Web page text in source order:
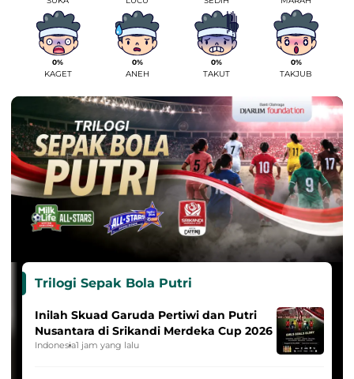
0%
KAGET
0%
ANEH
0%
TAKUT
0%
TAKJUB
Trilogi Sepak Bola Putri
Inilah Skuad Garuda Pertiwi dan Putri
Nusantara di Srikandi Merdeka Cup 2026
Indonesia1 jam yang lalu